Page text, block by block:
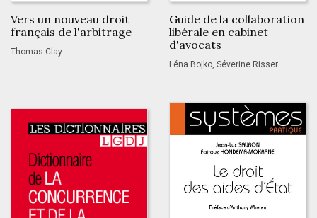
Vers un nouveau droit
français de l'arbitrage
Thomas Clay
Guide de la collaboration
libérale en cabinet
d'avocats
Léna Bojko, Séverine Risser